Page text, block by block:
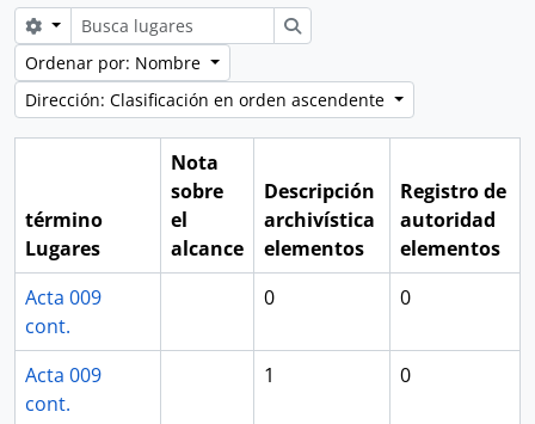
Search options
Búsqueda
Ordenar por: Nombre
Dirección: Clasificación en orden ascendente
término
Lugares
Nota
sobre
el
alcance
Descripción
archivística
elementos
Registro de
autoridad
elementos
Acta 009
cont.
0 0
Acta 009
cont.
1 0